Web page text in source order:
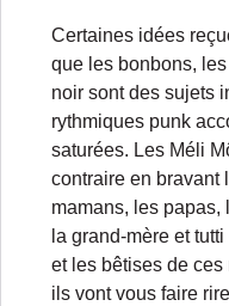
Certaines idées
que les bonbons,
noir sont des sujets
rythmiques punk
saturées. Les Méli
contraire en bravant
mamans, les
la grand-mère et
et les bêtises de
ils vont vous faire